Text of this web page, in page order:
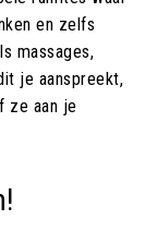
en zelfs
massages,
je aanspreekt,
ze aan je